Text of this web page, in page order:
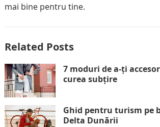
mai bine pentru tine.
Related Posts
7 moduri de a-ți
curea subțire
Ghid pentru turism pe
Delta Dunării